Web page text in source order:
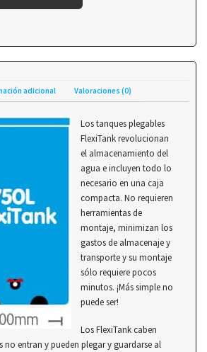
adicional Valoraciones (0)
Los tanques plegables
FlexiTank revolucionan
el almacenamiento del
agua e incluyen todo lo
necesario en una caja
compacta. No requieren
herramientas de
montaje, minimizan los
gastos de almacenaje y
transporte y su montaje
sólo requiere pocos
minutos. ¡Más simple no
puede ser!
Los FlexiTank caben
no entran y pueden plegar y guardarse al